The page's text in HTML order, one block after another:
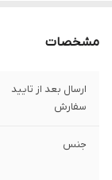
مشخصات
ارسال بعد از تایید
سفارش
جنس